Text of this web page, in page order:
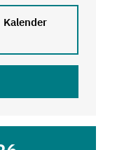
Kalender